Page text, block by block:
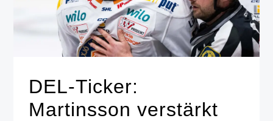
DEL-Ticker:
Martinsson verstärkt